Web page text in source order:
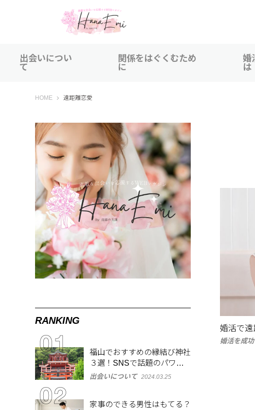
出会いについ
て
関係をはぐくむため
に
婚
は
HOME はなえみ│HANAEMI│素敵な出会いを応援するWEBマガジン 広島、福山で
遠距離恋愛
婚活で遠
婚活を成
RANKING
福山でおすすめの縁結び神社
３選！SNSで話題のパワー
スポットで良縁祈願
出会いについて 2024.03.25
家事のできる男性はもてる？